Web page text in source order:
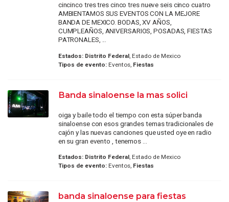
cincinco tres tres cinco tres nueve seis cinco cuatro
AMBIENTAMOS SUS EVENTOS CON LA MEJORE
BANDA DE MEXICO. BODAS, XV AÑOS,
CUMPLEAÑOS, ANIVERSARIOS, POSADAS, FIESTAS
PATRONALES, ...
Estados: Distrito Federal, Estado de Mexico
Tipos de evento:Eventos, Fiestas
Banda sinaloense la mas solici
oiga y baile todo el tiempo con esta súper banda
sinaloense con esos grandes temas tradicionales de
cajón y las nuevas canciones que usted oye en radio
en su gran evento , tenemos ...
Estados: Distrito Federal, Estado de Mexico
Tipos de evento:Eventos, Fiestas
banda sinaloense para fiestas